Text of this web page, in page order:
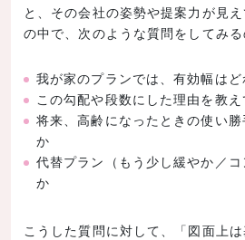
と、その会社の姿勢や提案力が見
の中で、次のような質問をしてみる
我が家のプランでは、有効幅は
この勾配や段数にした理由を教
将来、高齢になったときの使い
か
代替プラン（もう少し緩やか／
か
こうした質問に対して、「図面上